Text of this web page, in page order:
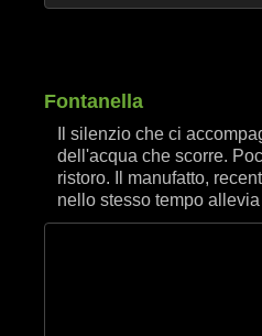
Fontanella
Il silenzio che ci
dell'acqua che scorre.
ristoro. Il manufatto,
nello stesso tempo